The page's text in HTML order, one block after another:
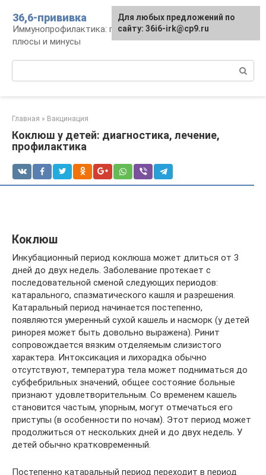
контенту
36,6-прививка
Иммунопрофилактика: график, препараты,
плюсы и минусы
Главная » Вакцинация
Коклюш у детей: диагностика, лечение,
профилактика
Коклюш
Инкубационный период коклюша может длиться от 3
дней до двух недель. Заболевание протекает с
последовательной сменой следующих периодов:
катарального, спазматического кашля и разрешения.
Катаральный период начинается постепенно,
появляются умеренный сухой кашель и насморк (у детей
ринорея может быть довольно выражена). Ринит
сопровождается вязким отделяемым слизистого
характера. Интоксикация и лихорадка обычно
отсутствуют, температура тела может подниматься до
субфебрильных значений, общее состояние больные
признают удовлетворительным. Со временем кашель
становится частым, упорным, могут отмечаться его
приступы (в особенности по ночам). Этот период может
продолжиться от нескольких дней и до двух недель. У
детей обычно кратковременный.
Постепенно катаральный период переходит в период
Для любых предложений по
сайту: 36i6-irk@cp9.ru